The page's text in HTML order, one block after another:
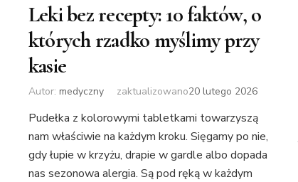
Leki bez recepty: 10 faktów, o
których rzadko myślimy przy
kasie
Autor: medyczny zaktualizowano20 lutego 2026
Pudełka z kolorowymi tabletkami towarzyszą
nam właściwie na każdym kroku. Sięgamy po nie,
gdy łupie w krzyżu, drapie w gardle albo dopada
nas sezonowa alergia. Są pod ręką w każdym